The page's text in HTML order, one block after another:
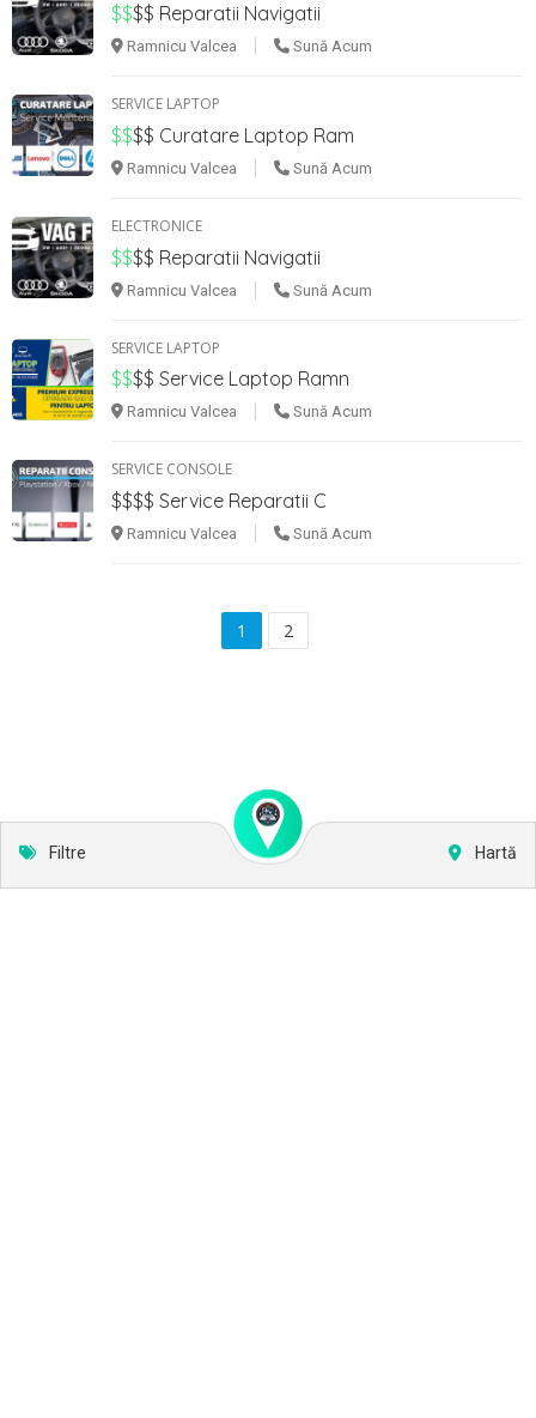
$$$$ Reparatii Navigatii
Ramnicu Valcea Sună Acum
SERVICE LAPTOP
$$$$ Curatare Laptop Ram
Ramnicu Valcea Sună Acum
ELECTRONICE
$$$$ Reparatii Navigatii
Ramnicu Valcea Sună Acum
SERVICE LAPTOP
$$$$ Service Laptop Ramn
Ramnicu Valcea Sună Acum
SERVICE CONSOLE
$$$$ Service Reparatii C
Ramnicu Valcea Sună Acum
1 2
Filtre Hartă